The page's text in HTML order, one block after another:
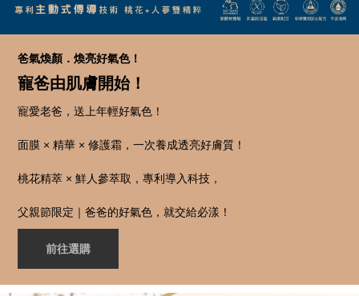
爸氣煥顏．煥亮好氣色！
寵爸由肌膚開始！
寵愛老爸，送上年輕好氣色！
面膜 × 精華 × 修護霜，一次養成透亮好膚質！
桃花精萃 × 鮮人參萃取，專利導入科技，
父親節限定｜爸爸的好氣色，就交給必漾！
前往選購